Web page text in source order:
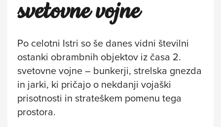
svetovne vojne
Po celotni Istri so še danes vidni številni
ostanki obrambnih objektov iz časa 2.
svetovne vojne – bunkerji, strelska gnezda
in jarki, ki pričajo o nekdanji vojaški
prisotnosti in strateškem pomenu tega
prostora.